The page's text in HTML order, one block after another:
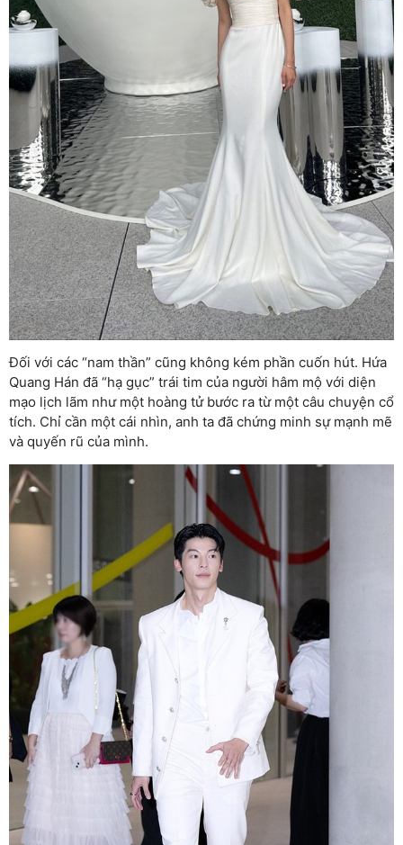
Đối với các “nam thần” cũng không kém phần cuốn hút. Hứa
Quang Hán đã “hạ gục” trái tim của người hâm mộ với diện
mạo lịch lãm như một hoàng tử bước ra từ một câu chuyện cổ
tích. Chỉ cần một cái nhìn, anh ta đã chứng minh sự mạnh mẽ
và quyến rũ của mình.